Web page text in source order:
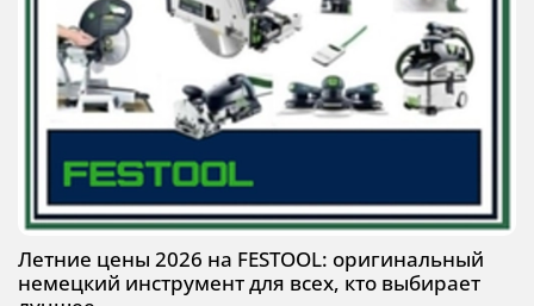
Летние цены 2026 на FESTOOL: оригинальный
немецкий инструмент для всех, кто выбирает